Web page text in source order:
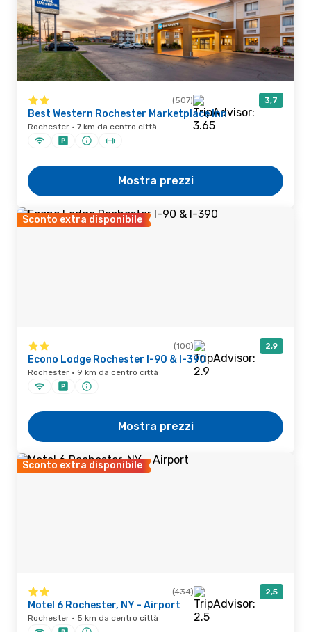
(507) 3,7
Best Western Rochester Marketplace Inn
Rochester · 7 km da centro città
Mostra prezzi
Sconto extra disponibile
(100) 2,9
Econo Lodge Rochester I-90 & I-390
Rochester · 9 km da centro città
Mostra prezzi
Sconto extra disponibile
(434) 2,5
Motel 6 Rochester, NY - Airport
Rochester · 5 km da centro città